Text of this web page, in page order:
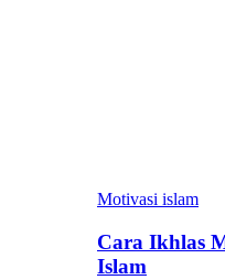
Motivasi islam
Cara Ikhlas
Islam